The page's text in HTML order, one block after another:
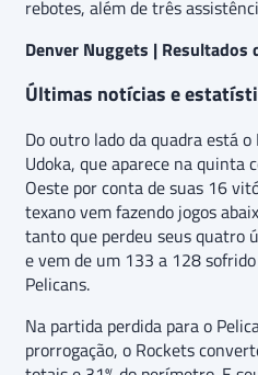
rebotes, além de três
Denver Nuggets |
Últimas notícias e
Do outro lado da quadra está
Udoka, que aparece na quinta
Oeste por conta de suas 16
texano vem fazendo jogos
tanto que perdeu seus quatro
e vem de um 133 a 128
Pelicans.
Na partida perdida para o
prorrogação, o Rockets